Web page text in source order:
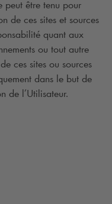
peut être tenu pour
de ces sites et sources
quant aux
ou tout autre
ces sites ou sources
dans le but de
de l’Utilisateur.